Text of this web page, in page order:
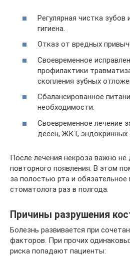
Регулярная чистка зубов
гигиена.
Отказ от вредных
Своевременное
профилактики
скопления зубных
Сбалансированное
необходимости.
Своевременное лечение
десен, ЖКТ, эндокринных
После лечения некроза важно не
повторного появления. В этом
за полостью рта и
стоматолога раз в полгода.
Причины разрушения
Болезнь развивается при
факторов. При прочих
риска попадают пациенты: